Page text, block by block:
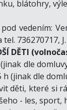
blátohry,
vedením:
736270717,
DĚTI
dle
h (jinak dle
děti, které si
- les, sport,